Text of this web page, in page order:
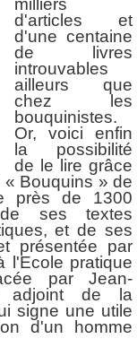
milliers
d'articles et
d'une centaine
de livres
introuvables
ailleurs que
chez les
bouquinistes.
Or, voici enfin
la possibilité
de le lire grâce
Bouquins » de
près de 1300
ses textes
et de ses
présentée par
l'Ecole pratique
par Jean-
adjoint de la
signe une utile
d'un homme